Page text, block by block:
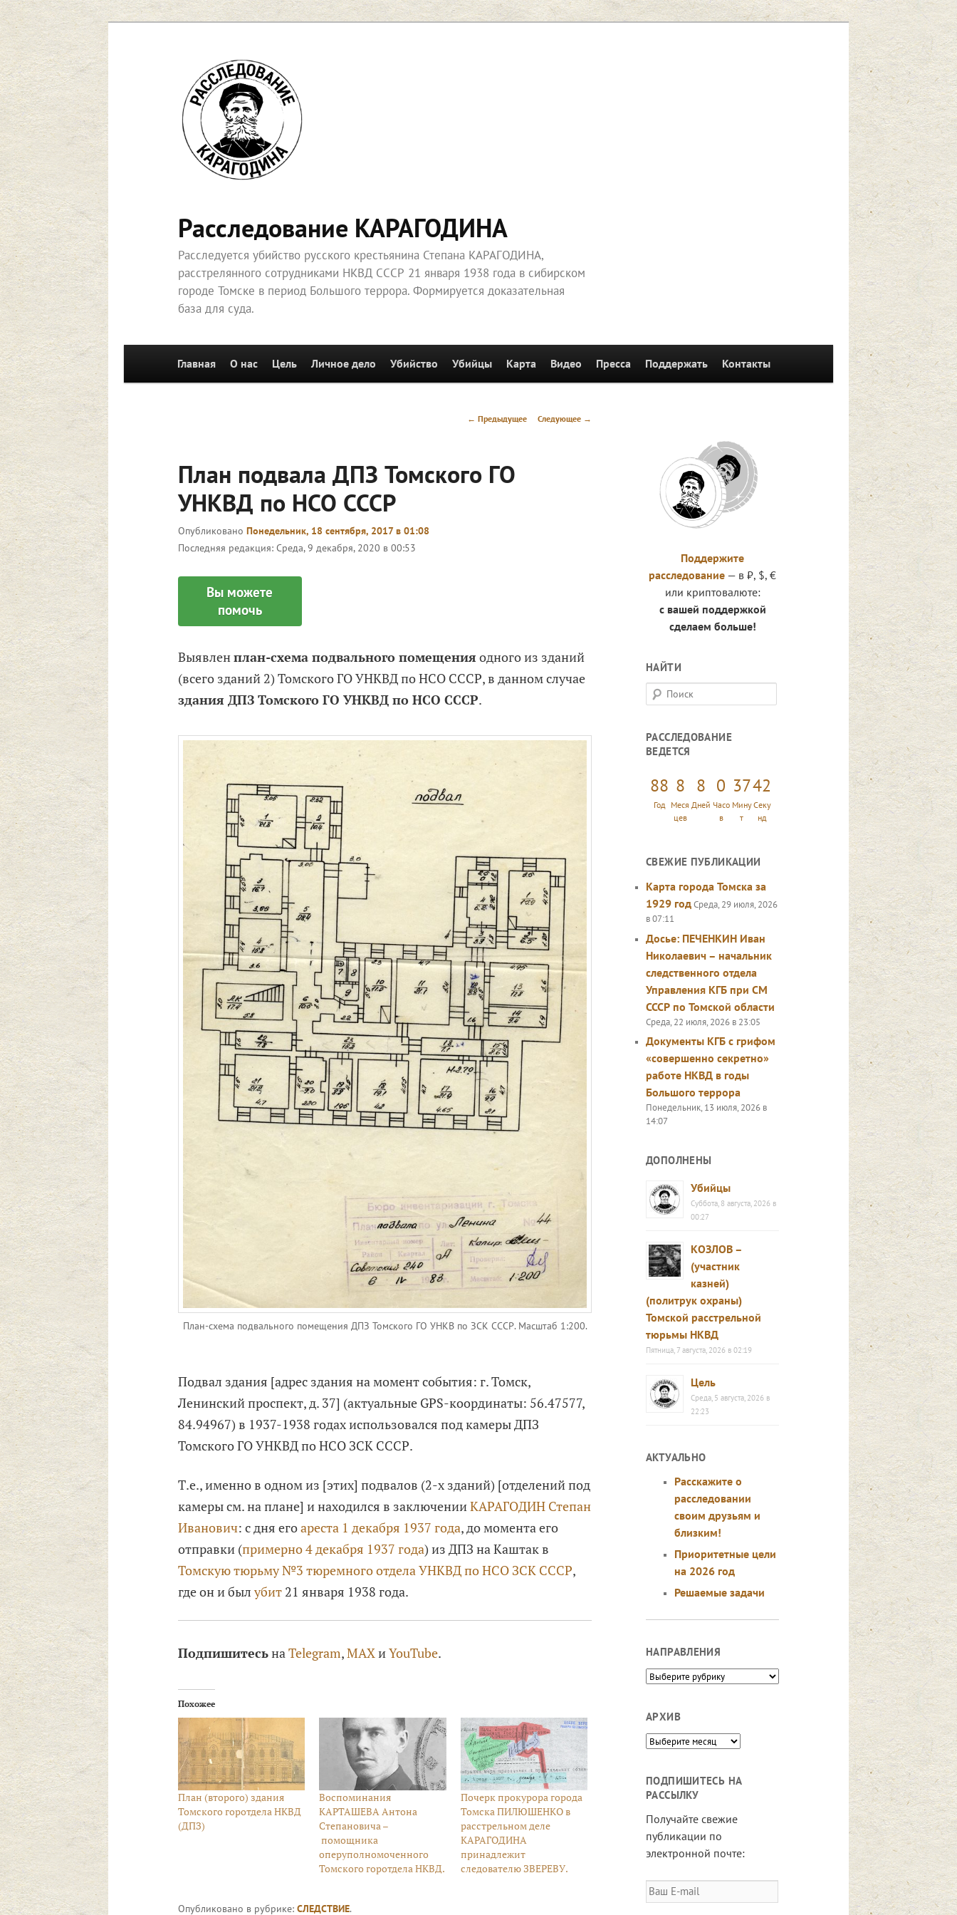
Перейти
к
основному
содержимому
Расследование КАРАГОДИНА
Расследуется убийство русского крестьянина Степана КАРАГОДИНА,
расстрелянного сотрудниками НКВД СССР 21 января 1938 года в сибирском
городе Томске в период Большого террора. Формируется доказательная
база для суда.
Перейти к основному содержимому
Главная О нас Цель Личное дело Убийство Убийцы Карта Видео Пресса Поддержать Контакты
Навигация
← Предыдущее Следующее →
План подвала ДПЗ Томского ГО
УНКВД по НСО СССР
Опубликовано Понедельник, 18 сентября, 2017 в 01:08
Последняя редакция: Среда, 9 декабря, 2020 в 00:53
Вы можете
помочь
Выявленплан-схема подвального помещения одного из зданий
(всего зданий 2) Томского ГО УНКВД по НСО СССР, в данном случае
здания ДПЗ Томского ГО УНКВД по НСО СССР.
План-схема подвального помещения ДПЗ Томского ГО УНКВ по ЗСК СССР. Масштаб 1:200.
Подвал здания [адрес здания на момент события: г. Томск,
Ленинский проспект, д. 37] (актуальные GPS-координаты: 56.47577,
84.94967) в 1937-1938 годах использовался под камеры ДПЗ
Томского ГО УНКВД по НСО ЗСК СССР.
Т.е., именно в одном из [этих] подвалов (2-х зданий) [отделений под
камеры см. на плане] и находился в заключенииКАРАГОДИН Степан
Иванович: с дня егоареста 1 декабря 1937 года, до момента его
отправки (примерно 4 декабря 1937 года) из ДПЗ на Каштак в
Томскую тюрьму №3 тюремного отдела УНКВД по НСО ЗСК СССР,
где он и былубит21 января 1938 года.
Подпишитесьна Telegram,MAXиYouTube.
Похожее
План (второго) здания
Томского горотдела НКВД
(ДПЗ)
Воспоминания
КАРТАШЕВА Антона
Степановича –
помощника
оперуполномоченного
Томского горотдела НКВД.
Почерк прокурора города
Томска ПИЛЮШЕНКО в
расстрельном деле
КАРАГОДИНА
принадлежит
следователю ЗВЕРЕВУ.
Опубликовано в рубрике: СЛЕДСТВИЕ.
Поддержите
расследование — в ₽, $, €
или криптовалюте:
с вашей поддержкой
сделаем больше!
НАЙТИ
П
о
с
к
РАССЛЕДОВАНИЕ
ВЕДЕТСЯ
88
Год
8
Меся
цев
8
Дней
0
Часо
в
37
Мину
т
44
Секу
нд
СВЕЖИЕ ПУБЛИКАЦИИ
Карта города Томска за
1929 годСреда, 29 июля, 2026
в 07:11
Досье: ПЕЧЕНКИН Иван
Николаевич – начальник
следственного отдела
Управления КГБ при СМ
СССР по Томской области
Среда, 22 июля, 2026 в 23:05
Документы КГБ с грифом
«совершенно секретно»
работе НКВД в годы
Большого террора
Понедельник, 13 июля, 2026 в
14:07
ДОПОЛНЕНЫ
Убийцы
Суббота, 8 августа, 2026 в
00:27
КОЗЛОВ –
(участник
казней)
(политрук охраны)
Томской расстрельной
тюрьмы НКВД
Пятница, 7 августа, 2026 в 02:19
Цель
Среда, 5 августа, 2026 в
22:23
АКТУАЛЬНО
Расскажите о
расследовании
своим друзьям и
близким!
Приоритетные цели
на 2026 год
Решаемые задачи
НАПРАВЛЕНИЯ
Направления
АРХИВ
Архив
ПОДПИШИТЕСЬ НА
РАССЫЛКУ
Получайте свежие
публикации по
электронной почте:
Ваш
E-